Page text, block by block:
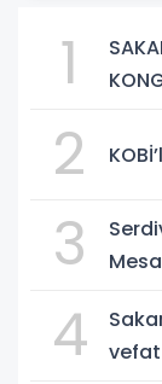
1
2
3
4
vefat